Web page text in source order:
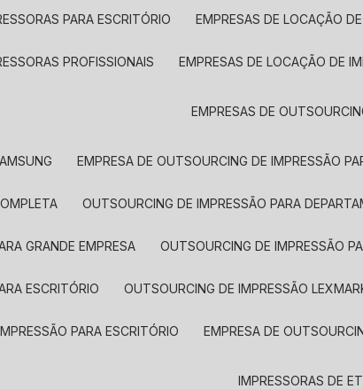
PARA ESCRITÓRIO EMPRESAS DE LOCAÇÃO
PROFISSIONAIS EMPRESAS DE LOCAÇÃO DE
EMPRESAS DE
EMPRESA DE OUTSOURCING DE IMPRESSÃO
OUTSOURCING DE IMPRESSÃO PARA
GRANDE EMPRESA OUTSOURCING DE IMPRESSÃO
ESCRITÓRIO OUTSOURCING DE IMPRESSÃO
PARA ESCRITÓRIO EMPRESA DE
IMPRESSORAS DE